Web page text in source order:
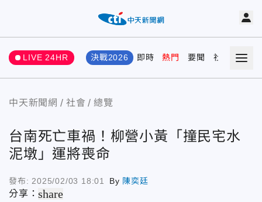
LIVE 24HR 決戰2026 即時 熱門 要聞 社會 娛樂
中天新聞網 社會 總覽
台南死亡車禍！柳營小黃「撞民宅水
泥墩」運將喪命
發布: 2025/02/03 18:01 By 陳奕廷
分享：share